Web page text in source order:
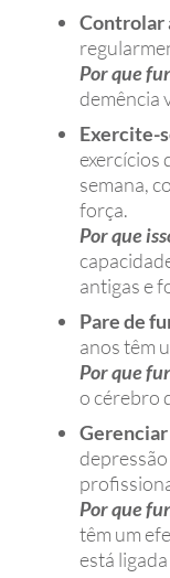
Controlar
Por que
demência
Exercite-
exercícios
semana,
força.
Por que
antigas e
Pare de
anos têm
Por que
o cérebro
Por que
têm um
está